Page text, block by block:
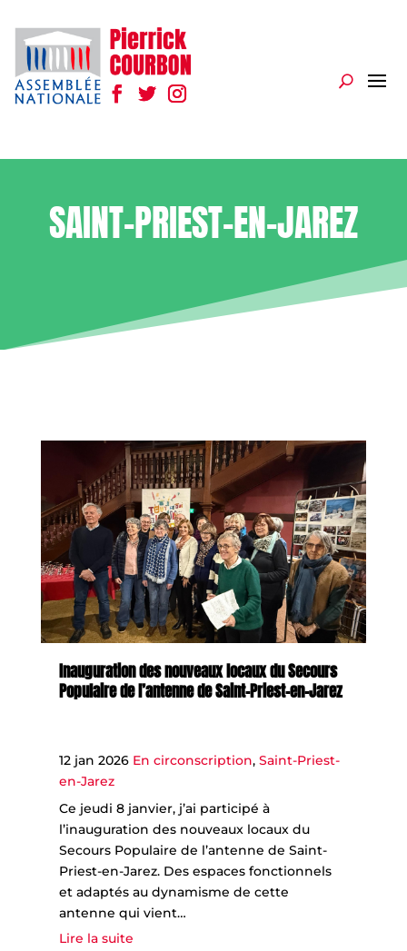
SAINT-PRIEST-EN-JAREZ
Inauguration des nouveaux locaux du Secours
Populaire de l’antenne de Saint-Priest-en-Jarez
12 jan 2026 En circonscription, Saint-Priest-
en-Jarez
Ce jeudi 8 janvier, j’ai participé à
l’inauguration des nouveaux locaux du
Secours Populaire de l’antenne de Saint-
Priest-en-Jarez. Des espaces fonctionnels
et adaptés au dynamisme de cette
antenne qui vient…
Lire la suite